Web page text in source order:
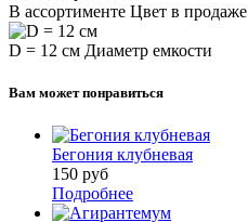
В ассортименте Цвет в продаже
D = 12 см Диаметр емкости
Вам может понравиться
Бегония клубневая
150 руб
Подробнее